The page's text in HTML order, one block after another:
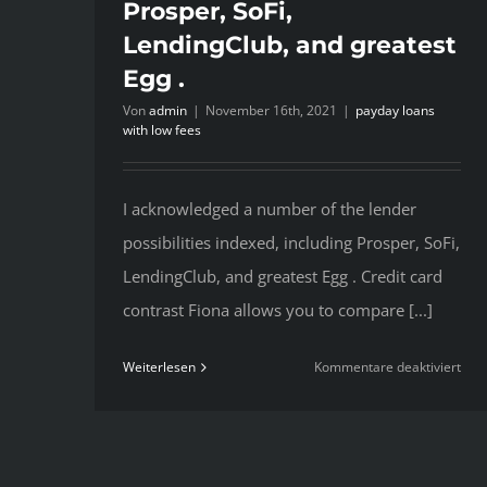
Prosper, SoFi,
LendingClub, and greatest
Egg .
Vonadmin | November 16th, 2021 | payday loans
with low fees
I acknowledged a number of the lender
possibilities indexed, including Prosper, SoFi,
LendingClub, and greatest Egg . Credit card
contrast Fiona allows you to compare [...]
Weiterlesen Kommentare deaktiviertfür